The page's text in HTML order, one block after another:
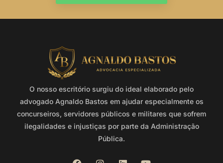
O nosso escritório surgiu do ideal elaborado pelo
advogado Agnaldo Bastos em ajudar especialmente os
concurseiros, servidores públicos e militares que sofrem
ilegalidades e injustiças por parte da Administração
Pública.